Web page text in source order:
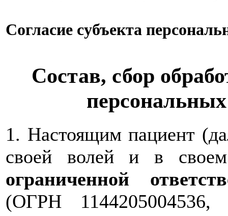
Согласие субъекта
Состав, сбор
1. Настоящим пациент
своей волей и в
ограниченной
(ОГРН